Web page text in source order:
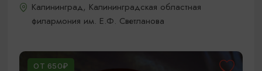
Калининград, Калининградская областная
филармония им. Е.Ф. Светланова
ОТ 650₽